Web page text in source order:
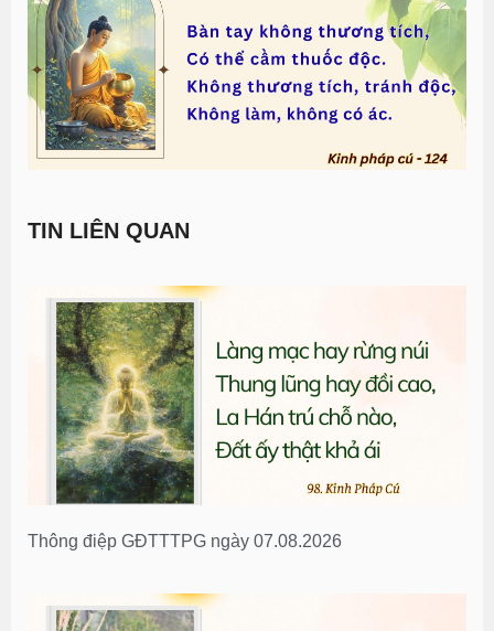
TIN LIÊN QUAN
Thông điệp GĐTTTPG ngày 07.08.2026